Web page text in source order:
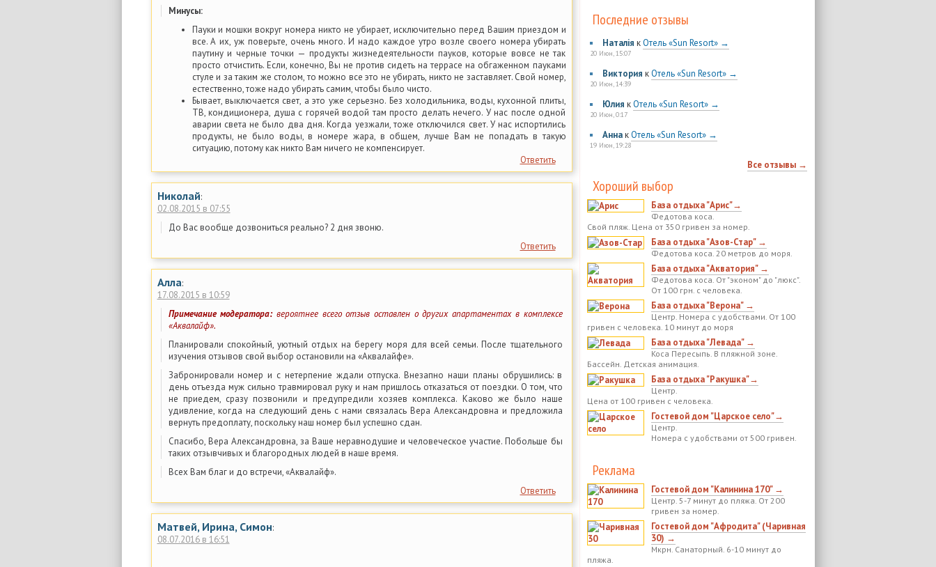
Минусы:
Пауки и мошки вокруг номера никто не убирает, исключительно перед Вашим приездом и
все. А их, уж поверьте, очень много. И надо каждое утро возле своего номера убирать
паутину и черные точки — продукты жизнедеятельности пауков, которые вовсе не так
просто отчистить. Если, конечно, Вы не против сидеть на террасе на обгаженном пауками
стуле и за таким же столом, то можно все это не убирать, никто не заставляет. Свой номер,
естественно, тоже надо убирать самим, чтобы было чисто.
Бывает, выключается свет, а это уже серьезно. Без холодильника, воды, кухонной плиты,
ТВ, кондиционера, душа с горячей водой там просто делать нечего. У нас после одной
аварии света не было два дня. Когда уезжали, тоже отключился свет. У нас испортились
продукты, не было воды, в номере жара, в общем, лучше Вам не попадать в такую
ситуацию, потому как никто Вам ничего не компенсирует.
Ответить
Николай:
02.08.2015 в 07:55
До Вас вообще дозвониться реально? 2 дня звоню.
Ответить
Алла:
17.08.2015 в 10:59
Примечание модератора:вероятнее всего отзыв оставлен о других апартаментах в комплексе
«Аквалайф».
Планировали спокойный, уютный отдых на берегу моря для всей семьи. После тщательного
изучения отзывов свой выбор остановили на «Аквалайфе».
Забронировали номер и с нетерпение ждали отпуска. Внезапно наши планы обрушились: в
день отъезда муж сильно травмировал руку и нам пришлось отказаться от поездки. О том, что
не приедем, сразу позвонили и предупредили хозяев комплекса. Каково же было наше
удивление, когда на следующий день с нами связалась Вера Александровна и предложила
вернуть предоплату, поскольку наш номер был успешно сдан.
Спасибо, Вера Александровна, за Ваше неравнодушие и человеческое участие. Побольше бы
таких отзывчивых и благородных людей в наше время.
Всех Вам благ и до встречи, «Аквалайф».
Ответить
Матвей, Ирина, Симон:
08.07.2016 в 16:51
Последние отзывы
Наталія кОтель «Sun Resort» →
20 Июн, 15:07
Виктория кОтель «Sun Resort» →
20 Июн, 14:39
Юлия кОтель «Sun Resort» →
20 Июн, 0:17
АннакОтель «Sun Resort» →
19 Июн, 19:28
Все отзывы →
Хороший выбор
База отдыха "Арис"→
Федотова коса.
Свой пляж. Цена от 350 гривен за номер.
База отдыха "Азов-Стар" →
Федотова коса. 20 метров до моря.
База отдыха "Акватория" →
Федотова коса. От "эконом" до "люкс".
От 100 грн. с человека.
База отдыха "Верона" →
Центр. Номера с удобствами. От 100
гривен с человека. 10 минут до моря
База отдыха "Левада" →
Коса Пересыпь. В пляжной зоне.
Бассейн. Детская анимация.
База отдыха "Ракушка"→
Центр.
Цена от 100 гривен с человека.
Гостевой дом "Царское село"→
Центр.
Номера с удобствами от 500 гривен.
Реклама
Гостевой дом "Калинина 170" →
Центр. 5-7 минут до пляжа. От 200
гривен за номер.
Гостевой дом "Афродита" (Чаривная
30) →
Мкрн. Санаторный. 6-10 минут до
пляжа.